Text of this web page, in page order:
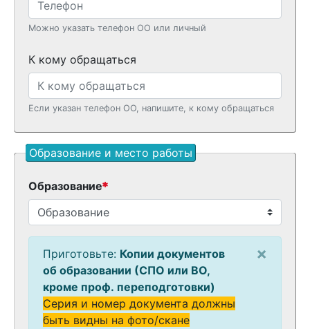
Можно указать телефон ОО или личный
К кому обращаться
Если указан телефон ОО, напишите, к кому обращаться
Образование и место работы
Образование
Приготовьте: Копии документов
об образовании (СПО или ВО,
кроме проф. переподготовки)
Серия и номер документа должны
быть видны на фото/скане
×